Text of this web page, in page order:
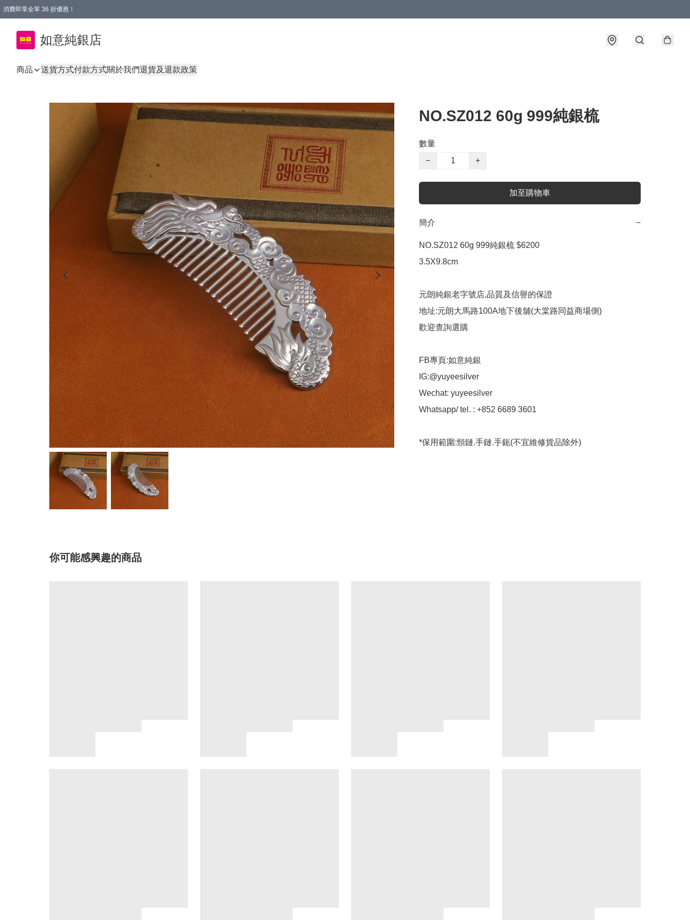
消費即享全單 36 折優惠！
如意純銀店
商品 送貨方式付款方式關於我們退貨及退款政策
NO.SZ012 60g 999純銀梳
數量
−
+
加至購物車
簡介 −
NO.SZ012 60g 999純銀梳 $6200
3.5X9.8cm
元朗純銀老字號店,品質及信譽的保證
地址:元朗大馬路100A地下後舖(大棠路同益商場側)
歡迎查詢選購
FB專頁:如意純銀
IG:@yuyeesilver
Wechat: yuyeesilver
Whatsapp/ tel. : +852 6689 3601
*保用範圍:頸鏈.手鏈.手鈪(不宜維修貨品除外)
你可能感興趣的商品